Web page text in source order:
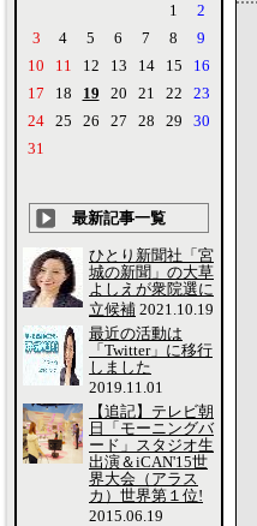
1
2
3
4 5 6 7 8
9
10
11 12 13 14 15
16
17
18 19 20 21 22
23
24 25 26 27 28 29
30
31
最新記事一覧
ひとり新聞社「宮
城の新聞」の大草
よしえが衆院選に
立候補 2021.10.19
最近の活動は
「Twitter」に移行
しました
2019.11.01
【追記】テレビ朝
日「モーニングバ
ード」スタジオ生
出演＆iCAN'15世
界大会（アラス
カ）世界第１位!
2015.06.19